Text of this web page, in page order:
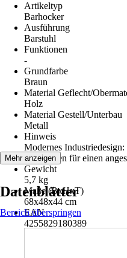
Artikeltyp
Barhocker
Ausführung
Barstuhl
Funktionen
-
Grundfarbe
Braun
Material Geflecht/
Holz
Material Gestell/Unterbau
Metall
Hinweis
Modernes
Materialien für einen
Gewicht
5,7 kg
Maße (BxHxT)
68x48x44 cm
EAN
4255829180389
Mehr anzeigen
Datenblätter
Bereich überspringen